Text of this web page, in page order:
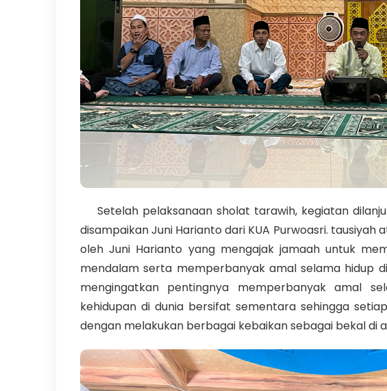
Setelah pelaksanaan sholat tarawih, kegiatan
disampaikan Juni Harianto dari KUA Purwoasri. tausiyah
oleh Juni Harianto yang mengajak jamaah untuk
mendalam serta memperbanyak amal selama hidup
mengingatkan pentingnya memperbanyak amal
kehidupan di dunia bersifat sementara sehingga
dengan melakukan berbagai kebaikan sebagai bekal di